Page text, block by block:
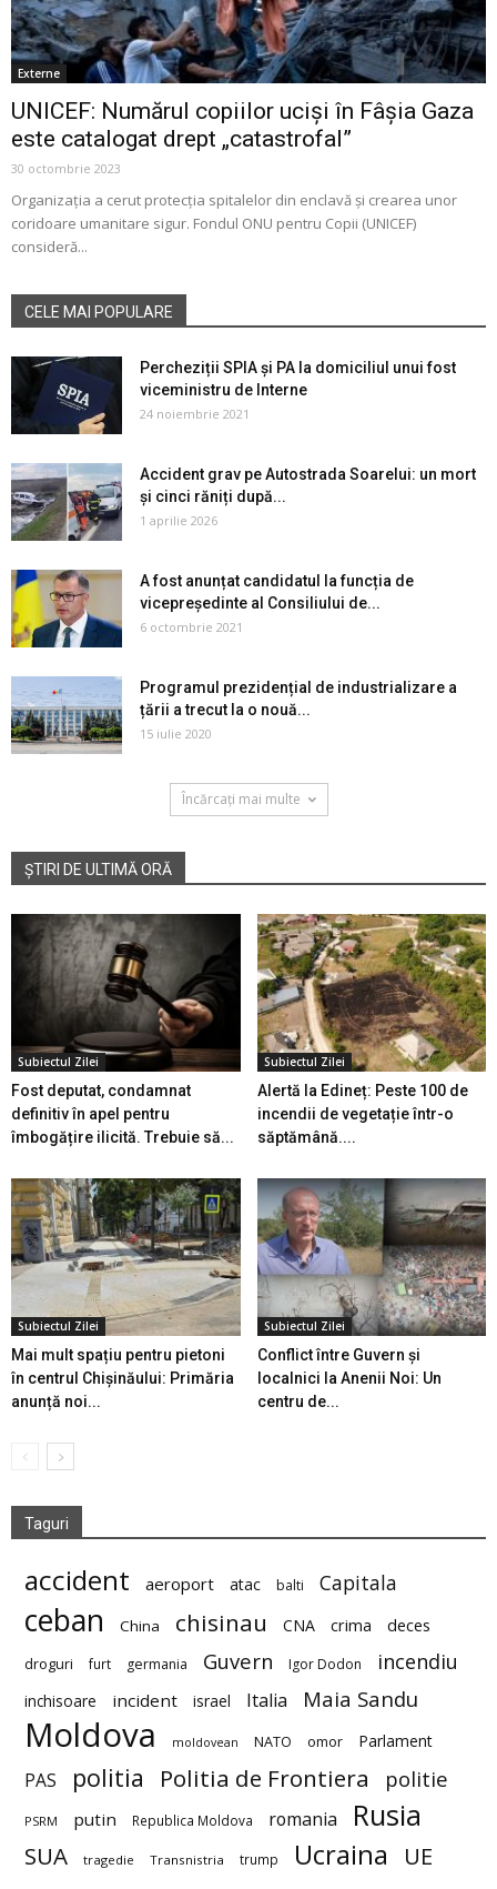
Externe
UNICEF: Numărul copiilor uciși în Fâșia Gaza
este catalogat drept „catastrofal”
30 octombrie 2023
Organizația a cerut protecția spitalelor din enclavă și crearea unor
coridoare umanitare sigur. Fondul ONU pentru Copii (UNICEF)
consideră...
CELE MAI POPULARE
Percheziții SPIA și PA la domiciliul unui fost
viceministru de Interne
24 noiembrie 2021
Accident grav pe Autostrada Soarelui: un mort
și cinci răniți după...
1 aprilie 2026
A fost anunțat candidatul la funcția de
vicepreședinte al Consiliului de...
6 octombrie 2021
Programul prezidențial de industrializare a
țării a trecut la o nouă...
15 iulie 2020
Încărcați mai multe
ȘTIRI DE ULTIMĂ ORĂ
Subiectul Zilei
Fost deputat, condamnat
definitiv în apel pentru
îmbogățire ilicită. Trebuie să...
Subiectul Zilei
Alertă la Edineț: Peste 100 de
incendii de vegetație într-o
săptămână....
Subiectul Zilei
Mai mult spațiu pentru pietoni
în centrul Chișinăului: Primăria
anunță noi...
Subiectul Zilei
Conflict între Guvern și
localnici la Anenii Noi: Un
centru de...
Taguri
accident aeroport atac balti Capitala
ceban China chisinau CNA crima deces
droguri furt germania Guvern Igor Dodon incendiu
inchisoare incident israel Italia Maia Sandu
Moldova moldovean NATO omor Parlament
PAS politia Politia de Frontiera politie
PSRM putin Republica Moldova romania Rusia
SUA tragedie Transnistria trump Ucraina UE